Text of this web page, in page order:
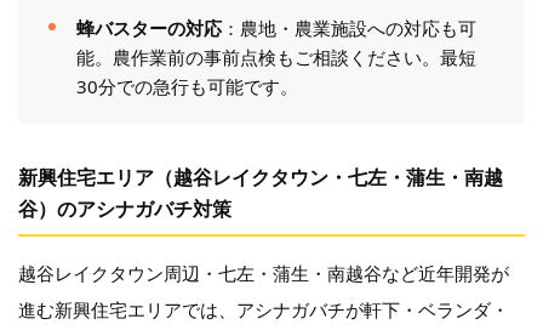
蜂バスターの対応：農地・農業施設への対応も可
能。農作業前の事前点検もご相談ください。最短
30分での急行も可能です。
新興住宅エリア（越谷レイクタウン・七左・蒲生・南越
谷）のアシナガバチ対策
越谷レイクタウン周辺・七左・蒲生・南越谷など近年開発が
進む新興住宅エリアでは、アシナガバチが軒下・ベランダ・